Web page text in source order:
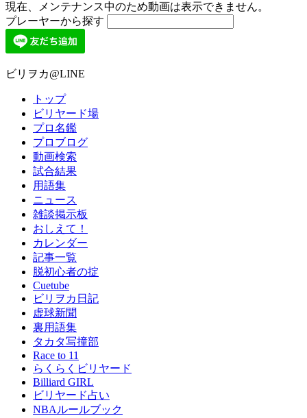
現在、メンテナンス中のため動画は表示できません。
プレーヤーから探す
ビリヲカ@LINE
トップ
ビリヤード場
プロ名鑑
プロブログ
動画検索
試合結果
用語集
ニュース
雑談掲示板
おしえて！
カレンダー
記事一覧
脱初心者の掟
Cuetube
ビリヲカ日記
虚球新聞
裏用語集
タカタ写撞部
Race to 11
らくらくビリヤード
Billiard GIRL
ビリヤード占い
NBAルールブック